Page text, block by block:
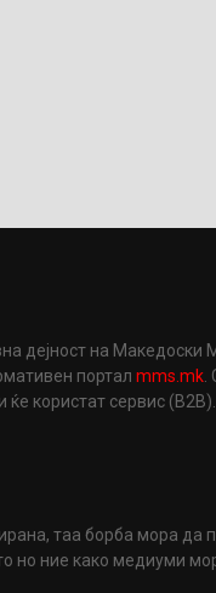
дејност на Македоски
порталmms.mk.
користат сервис (B2B).
таа борба мора да
но ние како медиуми